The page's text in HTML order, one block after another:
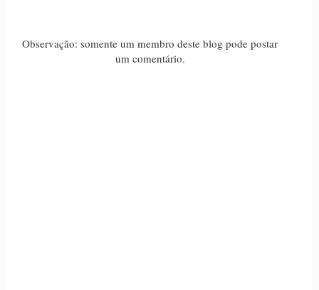
Observação: somente um membro deste blog pode postar
um comentário.